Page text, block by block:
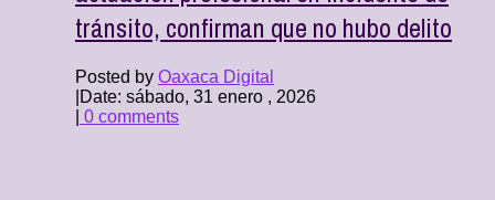
tránsito, confirman que no hubo delito
Posted by Oaxaca Digital
Date: sábado, 31 enero , 2026
0 comments